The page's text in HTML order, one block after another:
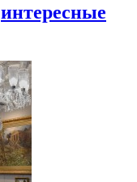
интересные